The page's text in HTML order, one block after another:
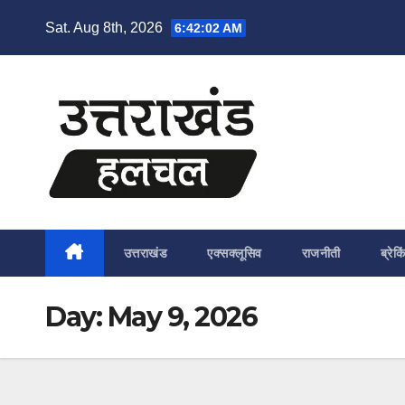
Sat. Aug 8th, 2026 6:42:03 AM
उत्तराखंड एक्सक्लूसिव राजनीती
Day: May 9, 2026